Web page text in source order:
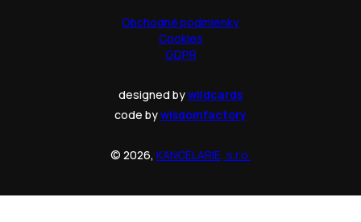
Obchodné podmienky
Cookies
GDPR
designed bywildcards
code bywisdomfactory
© 2026, KANCELARIE, s.r.o.